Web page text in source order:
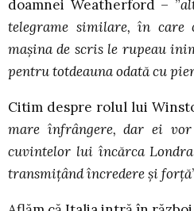
doamnei Weatherford – ”
telegrame similare, în care
mașina de scris le rupeau
pentru totdeauna odată cu
Citim despre rolul lui
mare înfrângere, dar ei
cuvintelor lui încărca
transmițând încredere și forță